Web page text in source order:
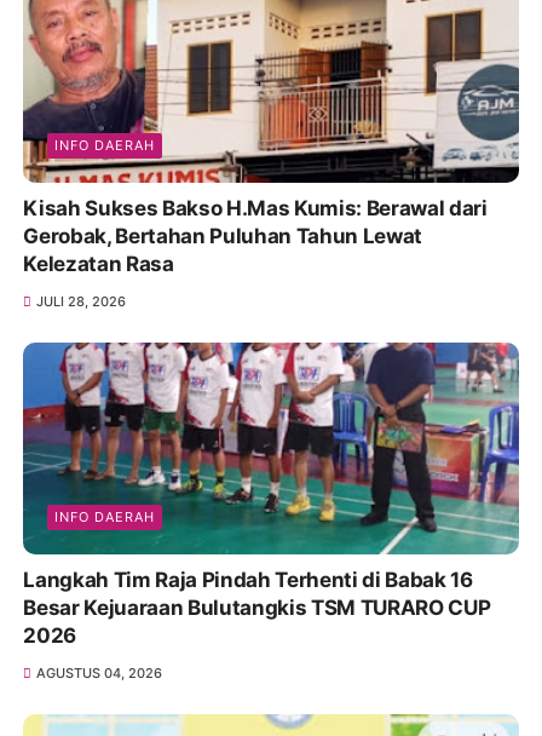
INFO DAERAH
Kisah Sukses Bakso H.Mas Kumis: Berawal dari
Gerobak, Bertahan Puluhan Tahun Lewat
Kelezatan Rasa
JULI 28, 2026
INFO DAERAH
Langkah Tim Raja Pindah Terhenti di Babak 16
Besar Kejuaraan Bulutangkis TSM TURARO CUP
2026
AGUSTUS 04, 2026